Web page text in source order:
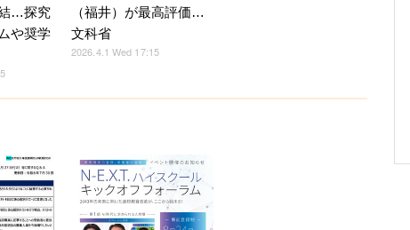
…探究
や奨学
（福井）が最高評価…
文科省
2026.4.1 Wed 17:15